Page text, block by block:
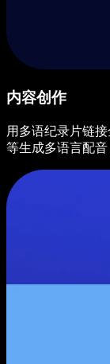
内容创作
用多语纪录片链
等生成多语言配音